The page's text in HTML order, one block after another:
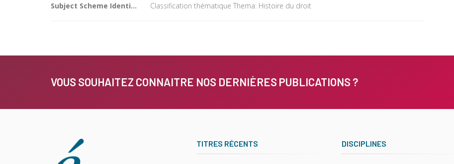
Subject Scheme Identifier Code
Classification thématique Thema: Histoire du droit
VOUS SOUHAITEZ CONNAITRE NOS DERNIÈRES PUBLICATIONS ?
TITRES RÉCENTS DISCIPLINES